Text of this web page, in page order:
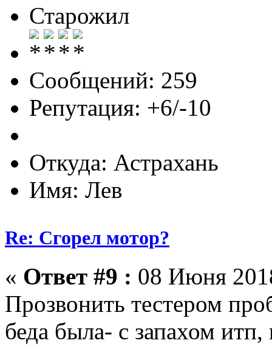
Старожил
Сообщений: 259
Репутация: +6/-10
Откуда: Астрахань
Имя: Лев
Re: Сгорел мотор?
« Ответ #9 : 08 Июня
Прозвонить тестером
беда была- с запахом